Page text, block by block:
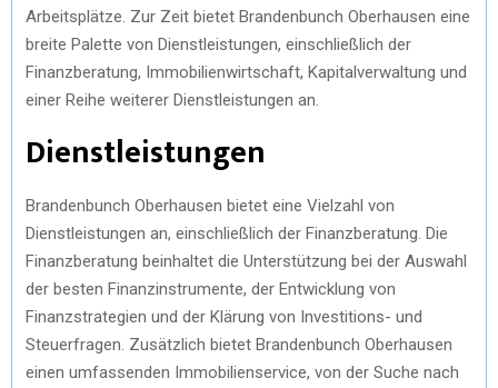
Arbeitsplätze. Zur Zeit bietet Brandenbunch Oberhausen eine
breite Palette von Dienstleistungen, einschließlich der
Finanzberatung, Immobilienwirtschaft, Kapitalverwaltung und
einer Reihe weiterer Dienstleistungen an.
Dienstleistungen
Brandenbunch Oberhausen bietet eine Vielzahl von
Dienstleistungen an, einschließlich der Finanzberatung. Die
Finanzberatung beinhaltet die Unterstützung bei der Auswahl
der besten Finanzinstrumente, der Entwicklung von
Finanzstrategien und der Klärung von Investitions- und
Steuerfragen. Zusätzlich bietet Brandenbunch Oberhausen
einen umfassenden Immobilienservice, von der Suche nach